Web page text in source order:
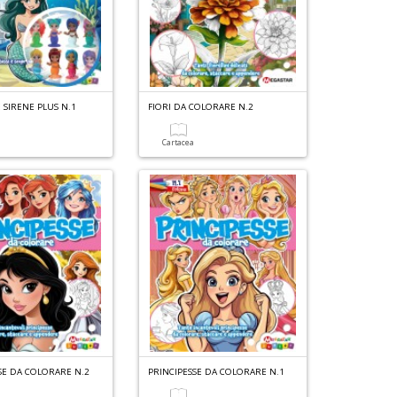
SIRENE PLUS N.1 FIORI DA COLORARE N.2
Cartacea
DA COLORARE N.2 PRINCIPESSE DA COLORARE N.1